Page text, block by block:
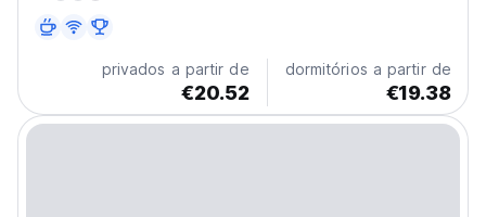
privados a partir de
€20.52
dormitórios a partir de
€19.38